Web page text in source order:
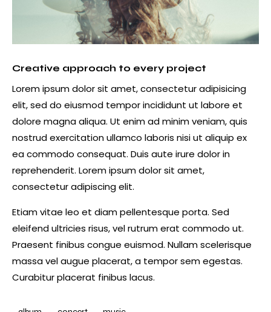
Creative approach to every project
Lorem ipsum dolor sit amet, consectetur adipisicing
elit, sed do eiusmod tempor incididunt ut labore et
dolore magna aliqua. Ut enim ad minim veniam, quis
nostrud exercitation ullamco laboris nisi ut aliquip ex
ea commodo consequat. Duis aute irure dolor in
reprehenderit. Lorem ipsum dolor sit amet,
consectetur adipiscing elit.
Etiam vitae leo et diam pellentesque porta. Sed
eleifend ultricies risus, vel rutrum erat commodo ut.
Praesent finibus congue euismod. Nullam scelerisque
massa vel augue placerat, a tempor sem egestas.
Curabitur placerat finibus lacus.